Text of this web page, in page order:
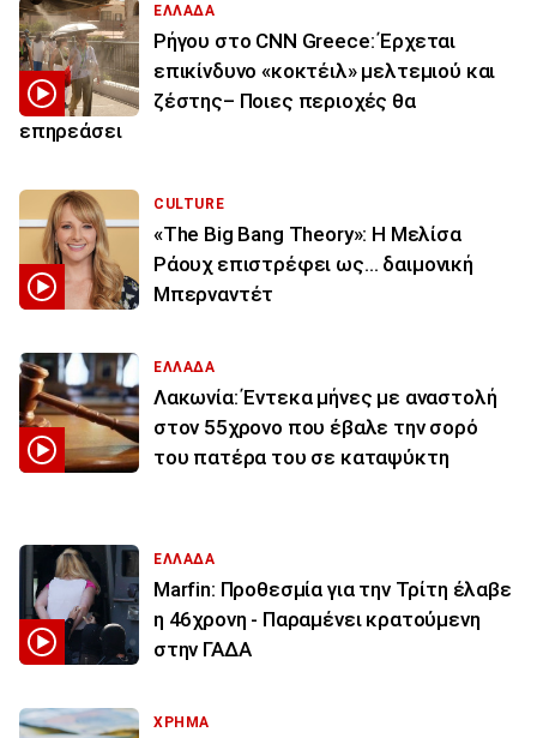
ΕΛΛΑΔΑ
Ρήγου στο CNN Greece: Έρχεται
επικίνδυνο «κοκτέιλ» μελτεμιού και
ζέστης– Ποιες περιοχές θα
επηρεάσει
CULTURE
«The Big Bang Theory»: Η Μελίσα
Ράουχ επιστρέφει ως… δαιμονική
Μπερναντέτ
ΕΛΛΑΔΑ
Λακωνία: Έντεκα μήνες με αναστολή
στον 55χρονο που έβαλε την σορό
του πατέρα του σε καταψύκτη
ΕΛΛΑΔΑ
Marfin: Προθεσμία για την Τρίτη έλαβε
η 46χρονη - Παραμένει κρατούμενη
στην ΓΑΔΑ
ΧΡΗΜΑ